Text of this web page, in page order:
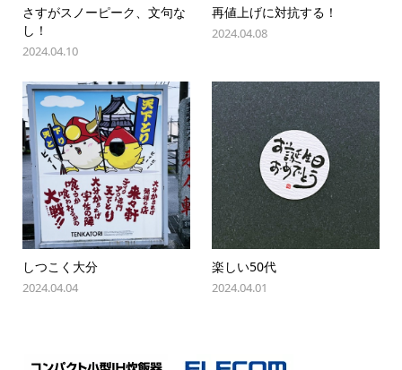
さすがスノーピーク、文句な
し！
2024.04.10
再値上げに対抗する！
2024.04.08
しつこく大分
2024.04.04
楽しい50代
2024.04.01